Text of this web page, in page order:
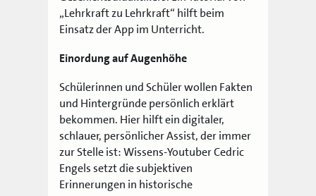
„Lehrkraft zu Lehrkraft“ hilft beim
Einsatz der App im Unterricht.
Einordung auf Augenhöhe
Schülerinnen und Schüler wollen Fakten
und Hintergründe persönlich erklärt
bekommen. Hier hilft ein digitaler,
schlauer, persönlicher Assist, der immer
zur Stelle ist: Wissens-Youtuber Cedric
Engels setzt die subjektiven
Erinnerungen in historische